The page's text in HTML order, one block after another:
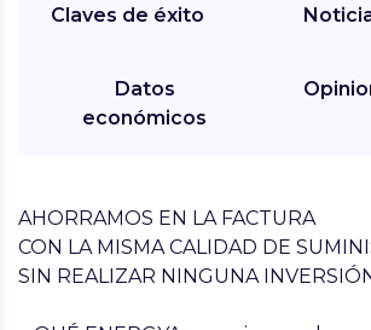
Claves de éxito
Datos
económicos
AHORRAMOS EN LA FACTURA
CON LA MISMA CALIDAD DE
SIN REALIZAR NINGUNA